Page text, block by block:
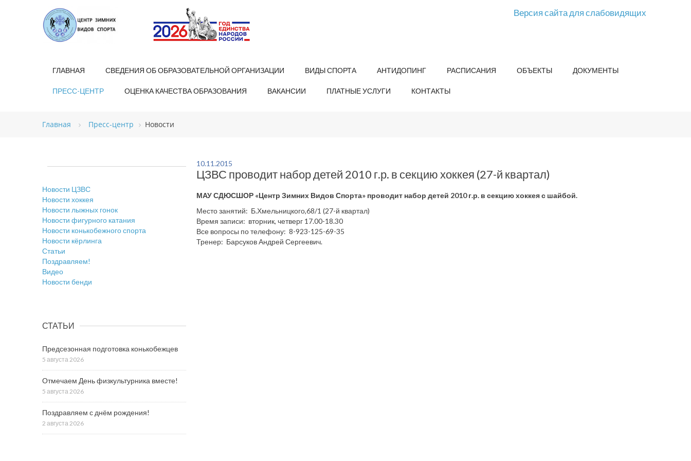
Версия сайта для слабовидящих
ГЛАВНАЯ СВЕДЕНИЯ ОБ ОБРАЗОВАТЕЛЬНОЙ ОРГАНИЗАЦИИ ВИДЫ СПОРТА АНТИДОПИНГ РАСПИСАНИЯ ОБЪЕКТЫ ДОКУМЕНТЫ
ПРЕСС-ЦЕНТР ОЦЕНКА КАЧЕСТВА ОБРАЗОВАНИЯ ВАКАНСИИ ПЛАТНЫЕ УСЛУГИ КОНТАКТЫ
Главная Пресс-центр Новости
10.11.2015
ЦЗВС проводит набор детей 2010 г.р. в секцию хоккея (27-й квартал)
МАУ СДЮСШОР «Центр Зимних Видов Спорта» проводит набор детей 2010 г.р. в секцию хоккея с шайбой.
Место занятий: Б.Хмельницкого,68/1 (27-й квартал)
Время записи: вторник, четверг 17.00-18.30
Все вопросы по телефону: 8-923-125-69-35
Тренер: Барсуков Андрей Сергеевич.
Новости ЦЗВС
Новости хоккея
Новости лыжных гонок
Новости фигурного катания
Новости конькобежного спорта
Новости кёрлинга
Статьи
Поздравляем!
Видео
Новости бенди
СТАТЬИ
Предсезонная подготовка конькобежцев
5 августа 2026
Отмечаем День физкультурника вместе!
5 августа 2026
Поздравляем с днём рождения!
2 августа 2026